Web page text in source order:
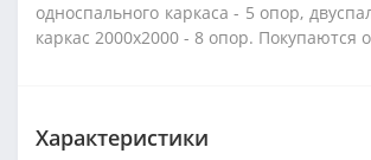
односпального каркаса - 5 опор,
каркас 2000x2000 - 8 опор. Покупаются
Характеристики